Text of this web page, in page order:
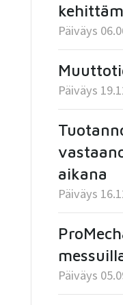
Päiväys
Päiväys
aikana
Päiväys
Päiväys